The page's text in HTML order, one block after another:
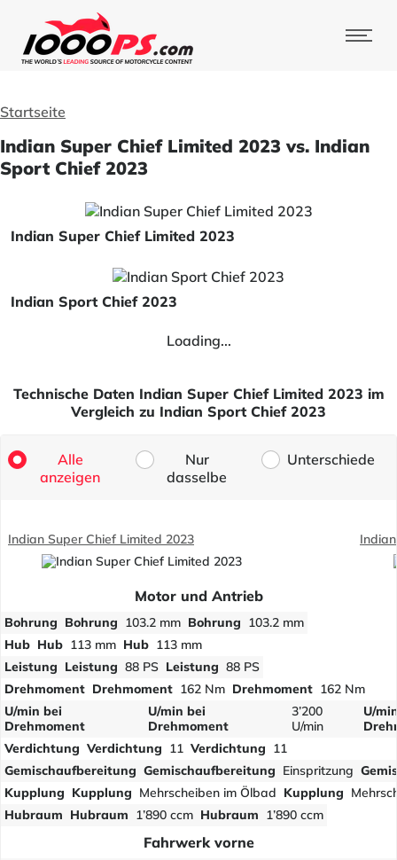
Startseite
Indian Super Chief Limited 2023 vs. Indian
Sport Chief 2023
Indian Super Chief Limited 2023
Indian Sport Chief 2023
Loading...
Technische Daten Indian Super Chief Limited 2023 im
Vergleich zu Indian Sport Chief 2023
Alle
anzeigen
Nur
dasselbe
Unterschiede
Indian Super Chief Limited 2023
Motor und Antrieb
Bohrung Bohrung 103.2 mm Bohrung 103.2 mm
Hub Hub 113 mm Hub 113 mm
Leistung Leistung 88 PS Leistung 88 PS
Drehmoment Drehmoment 162 Nm Drehmoment 162 Nm
U/min bei
Drehmoment
U/min bei
Drehmoment
3’200
U/min
U/
Verdichtung Verdichtung 11 Verdichtung 11
Gemischaufbereitung Gemischaufbereitung Einspritzung
Kupplung Kupplung Mehrscheiben im Ölbad Kupplung
Hubraum Hubraum 1’890 ccm Hubraum 1’890 ccm
Fahrwerk vorne